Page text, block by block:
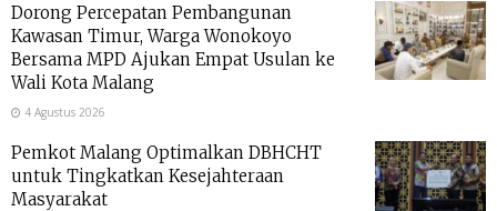
Dorong Percepatan Pembangunan
Kawasan Timur, Warga Wonokoyo
Bersama MPD Ajukan Empat Usulan ke
Wali Kota Malang
4 Agustus 2026
Pemkot Malang Optimalkan DBHCHT
untuk Tingkatkan Kesejahteraan
Masyarakat